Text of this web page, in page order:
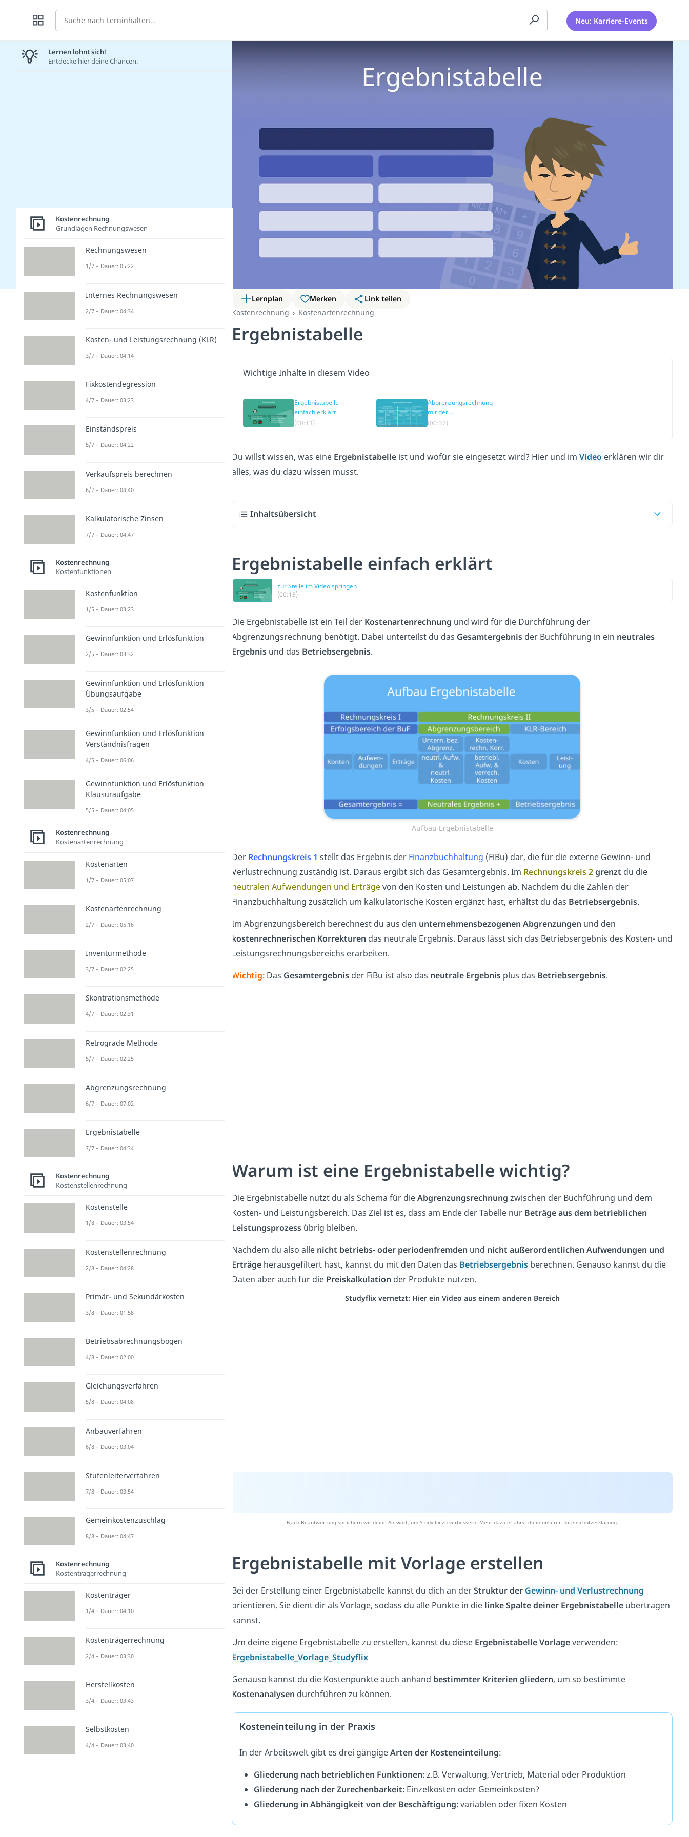
Suche Neu: Karriere-Events
Lernplan Merken
Link teilen
Kostenrechnung
Kostenartenrechnung
Ergebnistabelle
Wichtige Inhalte in diesem Video
Ergebnistabelle
einfach erklärt
(00:13)
Abgrenzungsrechnung
mit der
Ergebnistabelle
(00:37)
Du willst wissen, was eine Ergebnistabelle ist und wofür sie eingesetzt wird? Hier und im Video erklären wir dir
alles, was du dazu wissen musst.
Inhaltsübersicht
Ergebnistabelle einfach erklärt
zur Stelle im Video springen
(00:13)
Die Ergebnistabelle ist ein Teil der Kostenartenrechnung und wird für die Durchführung der
Abgrenzungsrechnung benötigt. Dabei unterteilst du das Gesamtergebnis der Buchführung in ein neutrales
Ergebnis und das Betriebsergebnis.
Aufbau Ergebnistabelle
Der Rechnungskreis 1 stellt das Ergebnis der Finanzbuchhaltung (FiBu) dar, die für die externe Gewinn- und
Verlustrechnung zuständig ist. Daraus ergibt sich das Gesamtergebnis. Im Rechnungskreis 2grenzt du die
neutralen Aufwendungen und Erträgevon den Kosten und Leistungen ab. Nachdem du die Zahlen der
Finanzbuchhaltung zusätzlich um kalkulatorische Kosten ergänzt hast, erhältst du das Betriebsergebnis.
Im Abgrenzungsbereich berechnest du aus den unternehmensbezogenen Abgrenzungen und den
kostenrechnerischen Korrekturen das neutrale Ergebnis. Daraus lässt sich das Betriebsergebnis des Kosten- und
Leistungsrechnungsbereichs erarbeiten.
Wichtig: Das Gesamtergebnis der FiBu ist also das neutrale Ergebnis plus das Betriebsergebnis.
Warum ist eine Ergebnistabelle wichtig?
Die Ergebnistabelle nutzt du als Schema für dieAbgrenzungsrechnung zwischen der Buchführung und dem
Kosten- und Leistungsbereich. Das Ziel ist es, dass am Ende der Tabelle nur Beträge aus dem betrieblichen
Leistungsprozess übrig bleiben.
Nachdem du also alle nicht betriebs- oder periodenfremden und nicht außerordentlichen Aufwendungen und
Erträge herausgefiltert hast, kannst du mit den Daten das Betriebsergebnis berechnen. Genauso kannst du die
Daten aber auch für die Preiskalkulation der Produkte nutzen.
Studyflix vernetzt: Hier ein Video aus einem anderen Bereich
Nach Beantwortung speichern wir deine Antwort, um Studyflix zu verbessern. Mehr dazu erfährst du in unserer Datenschutzerklärung.
Ergebnistabelle mit Vorlage erstellen
Bei der Erstellung einer Ergebnistabelle kannst du dich an derStruktur der Gewinn- und Verlustrechnung
orientieren. Sie dient dir als Vorlage, sodass du alle Punkte in die linke Spalte deiner Ergebnistabelle übertragen
kannst.
Um deine eigene Ergebnistabelle zu erstellen, kannst du diese Ergebnistabelle Vorlageverwenden:
Ergebnistabelle_Vorlage_Studyflix
Genauso kannst du die Kostenpunkte auch anhand bestimmter Kriterien gliedern, um so bestimmte
Kostenanalysen durchführen zu können.
Kosteneinteilung in der Praxis
In der Arbeitswelt gibt es drei gängigeArten der Kosteneinteilung:
Gliederung nach betrieblichen Funktionen:z.B. Verwaltung, Vertrieb, Material oder Produktion
Gliederung nach der Zurechenbarkeit: Einzelkosten oder Gemeinkosten?
Gliederung in Abhängigkeit von der Beschäftigung:variablen oder fixen Kosten
Lernen lohnt sich!
Entdecke hier deine Chancen.
Kostenrechnung
Grundlagen Rechnungswesen
Rechnungswesen
1/7 – Dauer: 05:22
Internes Rechnungswesen
2/7 – Dauer: 04:34
Kosten- und Leistungsrechnung (KLR)
3/7 – Dauer: 04:14
Fixkostendegression
4/7 – Dauer: 03:23
Einstandspreis
5/7 – Dauer: 04:22
Verkaufspreis berechnen
6/7 – Dauer: 04:40
Kalkulatorische Zinsen
7/7 – Dauer: 04:47
Kostenrechnung
Kostenfunktionen
Kostenfunktion
1/5 – Dauer: 03:23
Gewinnfunktion und Erlösfunktion
2/5 – Dauer: 03:32
Gewinnfunktion und Erlösfunktion
Übungsaufgabe
3/5 – Dauer: 02:54
Gewinnfunktion und Erlösfunktion
Verständnisfragen
4/5 – Dauer: 06:06
Gewinnfunktion und Erlösfunktion
Klausuraufgabe
5/5 – Dauer: 04:05
Kostenrechnung
Kostenartenrechnung
Kostenarten
1/7 – Dauer: 05:07
Kostenartenrechnung
2/7 – Dauer: 05:16
Inventurmethode
3/7 – Dauer: 02:25
Skontrationsmethode
4/7 – Dauer: 02:31
Retrograde Methode
5/7 – Dauer: 02:25
Abgrenzungsrechnung
6/7 – Dauer: 07:02
Ergebnistabelle
7/7 – Dauer: 04:34
Kostenrechnung
Kostenstellenrechnung
Kostenstelle
1/8 – Dauer: 03:54
Kostenstellenrechnung
2/8 – Dauer: 04:28
Primär- und Sekundärkosten
3/8 – Dauer: 01:58
Betriebsabrechnungsbogen
4/8 – Dauer: 02:00
Gleichungsverfahren
5/8 – Dauer: 04:08
Anbauverfahren
6/8 – Dauer: 03:04
Stufenleiterverfahren
7/8 – Dauer: 03:54
Gemeinkostenzuschlag
8/8 – Dauer: 04:47
Kostenrechnung
Kostenträgerrechnung
Kostenträger
1/4 – Dauer: 04:10
Kostenträgerrechnung
2/4 – Dauer: 03:30
Herstellkosten
3/4 – Dauer: 03:43
Selbstkosten
4/4 – Dauer: 03:40